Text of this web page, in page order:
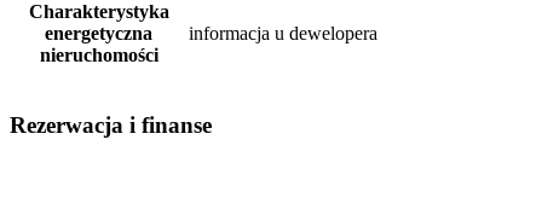
Charakterystyka
energetyczna
nieruchomości
informacja u dewelopera
Rezerwacja i finanse